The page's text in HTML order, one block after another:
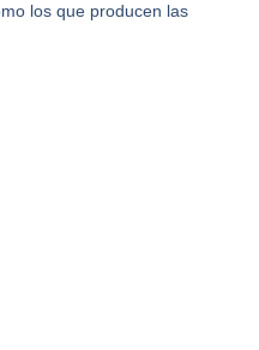
los que producen las